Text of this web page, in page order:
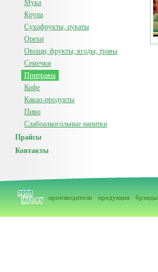
Мука
Крупа
Сухофрукты, цукаты
Орехи
Овощи, фрукты, ягоды, травы
Семечки
Приправы
Кофе
Какао-продукты
Пиво
Слабоалкогольные напитки
Прайсы
Контакты
производители продукция брэнды